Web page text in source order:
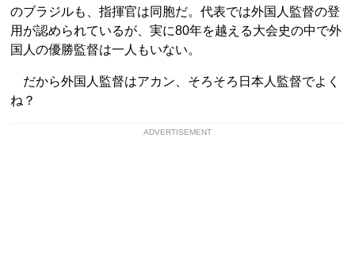
のブラジルも、指揮官は同胞だ。代表では外国人監督の登
用が認められているが、実に80年を越える大会史の中で外
国人の優勝監督は一人もいない。
だから外国人監督はアカン、そろそろ日本人監督でよく
ね？
ADVERTISEMENT